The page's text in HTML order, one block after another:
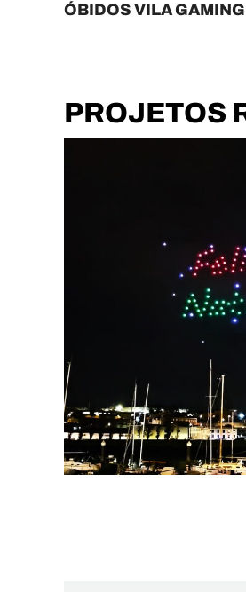
ÓBIDOS VILA
PROJETOS
“NATAL
EM VILA